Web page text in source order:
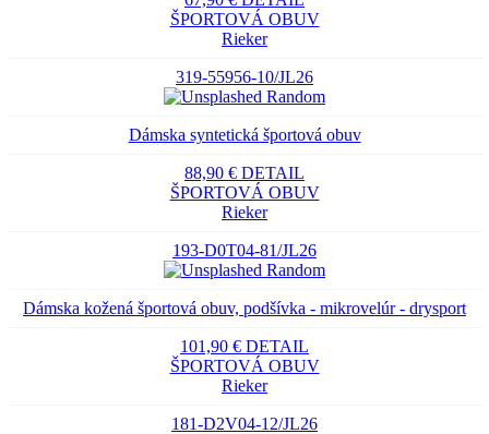
ŠPORTOVÁ OBUV
Rieker
319-55956-10/JL26
Dámska syntetická športová obuv
88,90 € DETAIL
ŠPORTOVÁ OBUV
Rieker
193-D0T04-81/JL26
Dámska kožená športová obuv, podšívka - mikrovelúr - drysport
101,90 € DETAIL
ŠPORTOVÁ OBUV
Rieker
181-D2V04-12/JL26